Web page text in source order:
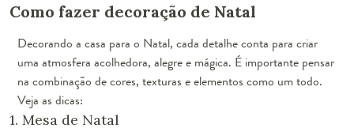
Como fazer decoração de Natal
Decorando a casa para o Natal, cada detalhe conta para criar
uma atmosfera acolhedora, alegre e mágica. É importante pensar
na combinação de cores, texturas e elementos como um todo.
Veja as dicas:
1. Mesa de Natal